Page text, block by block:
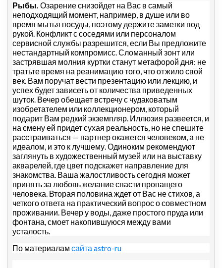
Рыбы. Озарение снизойдет на Вас в самый
неподходящий момент, например, в душе или во
время мытья посуды, поэтому держите заметки под
рукой. Конфликт с соседями или персоналом
сервисной службы разрешится, если Вы предложите
нестандартный компромисс. Сломанный зонт или
застрявшая молния куртки станут метафорой дня: не
тратьте время на реанимацию того, что отжило свой
век. Вам поручат вести презентацию или лекцию, и
успех будет зависеть от количества приведенных
шуток. Вечер обещает встречу с чудаковатым
изобретателем или коллекционером, который
подарит Вам редкий экземпляр. Иллюзия развеется, и
на смену ей придет сухая реальность, но не спешите
расстраиваться — партнер окажется человеком, а не
идеалом, и это к лучшему. Одиноким рекомендуют
заглянуть в художественный музей или на выставку
акварелей, где цвет подскажет направление для
знакомства. Ваша жалостливость сегодня может
принять за любовь желание спасти пропащего
человека. Вторая половина ждет от Вас не стихов, а
четкого ответа на практический вопрос о совместном
проживании. Вечер у воды, даже простого пруда или
фонтана, смоет накопившуюся между вами
усталость.
По материалам сайта astro-ru